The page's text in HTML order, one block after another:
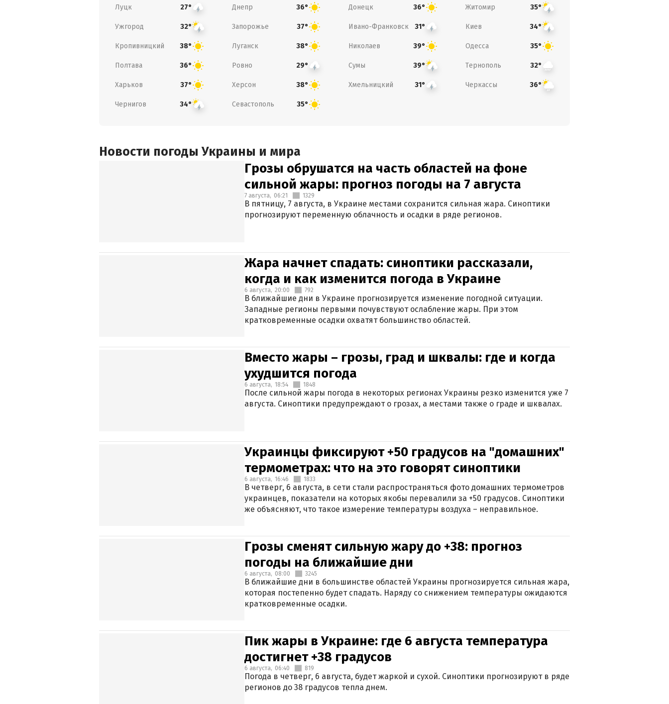
Луцк 27° Днепр 36° Донецк 36° Житомир 35°
Ужгород 32° Запорожье 37° Ивано-Франковск 31° Киев 34°
Кропивницкий 38° Луганск 38° Николаев 39° Одесса 35°
Полтава 36° Ровно 29° Сумы 39° Тернополь 32°
Харьков 37° Херсон 38° Хмельницкий 31° Черкассы 36°
Чернигов 34° Севастополь 35°
Новости погоды Украины и мира
Грозы обрушатся на часть областей на фоне
сильной жары: прогноз погоды на 7 августа
7 августа, 06:21 1329
В пятницу, 7 августа, в Украине местами сохранится сильная жара. Синоптики
прогнозируют переменную облачность и осадки в ряде регионов.
Жара начнет спадать: синоптики рассказали,
когда и как изменится погода в Украине
6 августа, 20:00 792
В ближайшие дни в Украине прогнозируется изменение погодной ситуации.
Западные регионы первыми почувствуют ослабление жары. При этом
кратковременные осадки охватят большинство областей.
Вместо жары – грозы, град и шквалы: где и когда
ухудшится погода
6 августа, 18:54 1848
После сильной жары погода в некоторых регионах Украины резко изменится уже 7
августа. Синоптики предупреждают о грозах, а местами также о граде и шквалах.
Украинцы фиксируют +50 градусов на "домашних"
термометрах: что на это говорят синоптики
6 августа, 16:46 1833
В четверг, 6 августа, в сети стали распространяться фото домашних термометров
украинцев, показатели на которых якобы перевалили за +50 градусов. Синоптики
же объясняют, что такое измерение температуры воздуха – неправильное.
Грозы сменят сильную жару до +38: прогноз
погоды на ближайшие дни
6 августа, 08:00 3245
В ближайшие дни в большинстве областей Украины прогнозируется сильная жара,
которая постепенно будет спадать. Наряду со снижением температуры ожидаются
кратковременные осадки.
Пик жары в Украине: где 6 августа температура
достигнет +38 градусов
6 августа, 06:40 819
Погода в четверг, 6 августа, будет жаркой и сухой. Синоптики прогнозируют в ряде
регионов до 38 градусов тепла днем.